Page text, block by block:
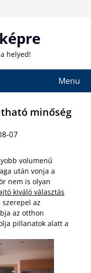
helyed!
Menu
minőség
07
volumenű
után vonja a
nem is olyan
kiváló választás
az
az otthon
pillanatok alatt a